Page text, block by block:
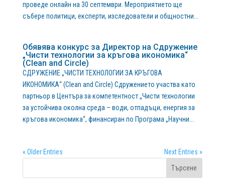
проведе онлайн на 30 септември. Мероприятието ще
събере политици, експерти, изследователи и общностни...
Обявява конкурс за Директор на Сдружение
„Чисти технологии за кръгова икономика“
(Clean and Circle)
СДРУЖЕНИЕ „ЧИСТИ ТЕХНОЛОГИИ ЗА КРЪГОВА
ИКОНОМИКА“ (Clean and Circle) Сдружението участва като
партньор в Центъра за компетентност „Чисти технологии
за устойчива околна среда – води, отпадъци, енергия за
кръгова икономика“, финансиран по Програма „Научни...
« Older Entries Next Entries »